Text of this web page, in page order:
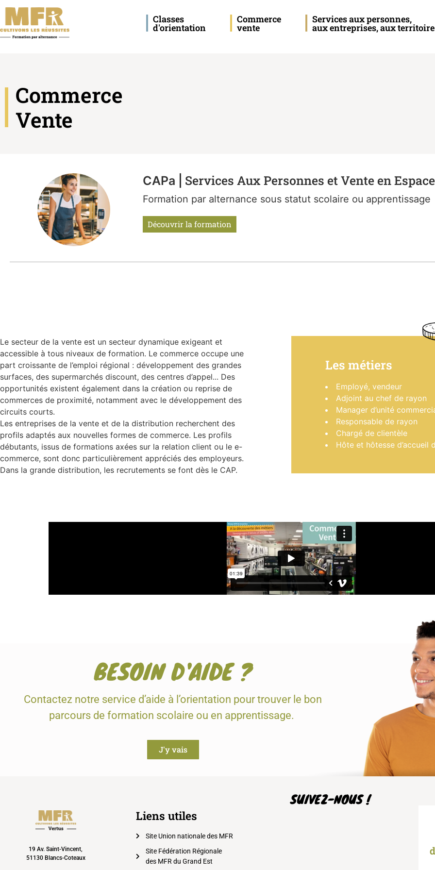
Classes
d'orientation
Commerce
vente
Services aux personnes,
aux entreprises, aux
Commerce
Vente
CAPa | Services Aux Personnes et Vente en
Formation par alternance sous statut scolaire ou apprentissage
Découvrir la formation
Le secteur de la vente est un secteur dynamique exigeant et
accessible à tous niveaux de formation. Le com­merce occupe une
part croissante de l’emploi régional : développement des grandes
surfaces, des supermarchés discount, des centres d’appel... Des
opportunités existent également dans la création ou reprise de
commerces de proximité, notamment avec le développement des
circuits courts.
Les entreprises de la vente et de la dis­tribution recherchent des
profils adaptés aux nouvelles formes de commerce. Les profils
débutants, issus de formations axées sur la relation client ou le e-
commerce, sont donc particulièrement appréciés des employeurs.
Dans la grande distribution, les recrutements se font dès le CAP.
Les métiers
Employé, vendeur
Adjoint au chef de rayon
Manager d’unité
Responsable de rayon
Chargé de clientèle
Hôte et hôtesse d’accueil
BESOIN D'AIDE ?
Contactez notre service d’aide à l’orientation pour trouver le bon
parcours de formation scolaire ou en apprentissage.
J'y vais
19 Av. Saint-Vincent,
51130 Blancs-Coteaux
Liens utiles
Site Union nationale des MFR
Site Fédération Régionale
des MFR du Grand Est
SUIVEZ-NOUS !